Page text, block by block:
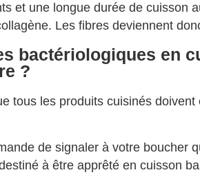
et une longue durée de cuisson
Les fibres deviennent
bactériologiques en
?
tous les produits cuisinés doivent
de signaler à votre boucher
à être apprêté en cuisson